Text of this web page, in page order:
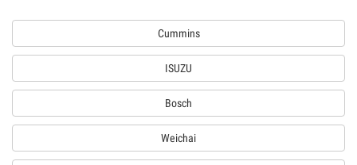
Cummins
ISUZU
Bosch
Weichai